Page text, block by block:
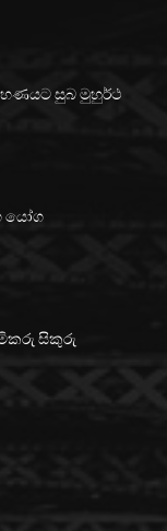
සුබ මුහුර්ථ
යෝග
සිකුරු